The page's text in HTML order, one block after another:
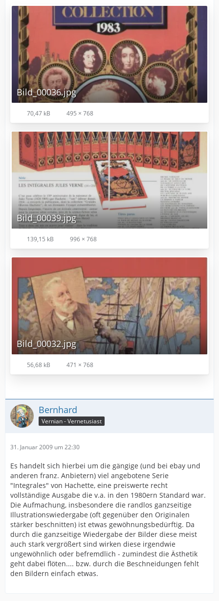
Bild_00036.jpg
70,47 kB 495 × 768
Bild_00039.jpg
139,15 kB 996 × 768
Bild_00032.jpg
56,68 kB 471 × 768
Bernhard
Vernian - Vernetusiast
31. Januar 2009 um 22:30
Es handelt sich hierbei um die gängige (und bei ebay und
anderen franz. Anbietern) viel angebotene Serie
"Integrales" von Hachette, eine preiswerte recht
vollständige Ausgabe die v.a. in den 1980ern Standard war.
Die Aufmachung, insbesondere die randlos ganzseitige
Illustrationswiedergabe (oft gegenüber den Originalen
stärker beschnitten) ist etwas gewöhnungsbedürftig. Da
durch die ganzseitige Wiedergabe der Bilder diese meist
auch stark vergrößert sind wirken diese irgendwie
ungewöhnlich oder befremdlich - zumindest die Ästhetik
geht dabei flöten.... bzw. durch die Beschneidungen fehlt
den Bildern einfach etwas.